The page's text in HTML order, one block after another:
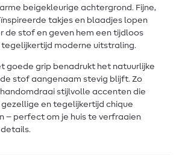
beigekleurige achtergrond. Fijne,
takjes en blaadjes lopen
de stof en geven hem een tijdloos
moderne uitstraling.
goede grip benadrukt het natuurlijke
stof aangenaam stevig blijft. Zo
stijlvolle accenten die
en tegelijkertijd chique
– perfect om je huis te verfraaien